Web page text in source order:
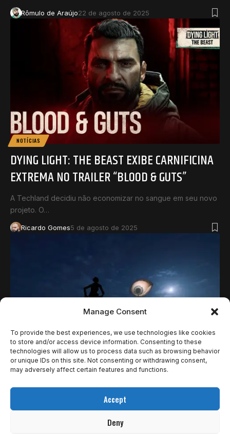
Manage Consent
To provide the best experiences, we use technologies like cookies
to store and/or access device information. Consenting to these
technologies will allow us to process data such as browsing behavior
or unique IDs on this site. Not consenting or withdrawing consent,
may adversely affect certain features and functions.
Accept
Deny
Rômulo de Araújo22 de agosto de 2025
NOTÍCIAS
DYING LIGHT: THE BEAST EXIBE CARNIFICINA
EXTREMA NO TRAILER “BLOOD & GUTS”
A Techland decidiu não economizar no sangue em seu novo
projeto. O…
Ricardo Gomes5 de agosto de 2025
NOTÍCIAS
HEARTWORM, TERROR PSICOLÓGICO
ACLAMADO PELA CRÍTICA, ESTREIA HOJE NO
STEAM
O indie de horror psicológico Heartworm, criação de Vincent